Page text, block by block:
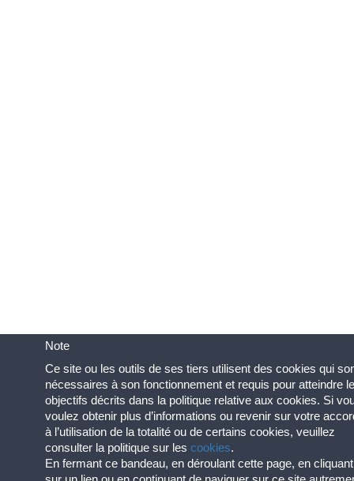
Note
Ce site ou les outils de ses tiers utilisent des cookies qui
nécessaires à son fonctionnement et requis pour atteindre
objectifs décrits dans la politique relative aux cookies. Si
voulez obtenir plus d’informations ou revenir sur votre
à l’utilisation de la totalité ou de certains cookies, veuillez
consulter la politique sur les cookies.
En fermant ce bandeau, en déroulant cette page, en cliquant